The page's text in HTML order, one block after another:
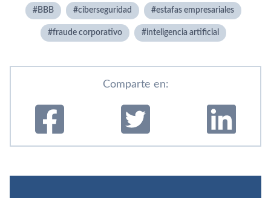
BBB ciberseguridad estafas empresariales
fraude corporativo inteligencia artificial
Comparte en: